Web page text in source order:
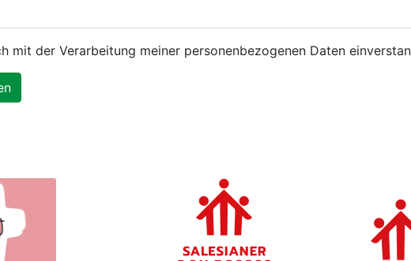
mit der Verarbeitung meiner personenbezogenen Daten